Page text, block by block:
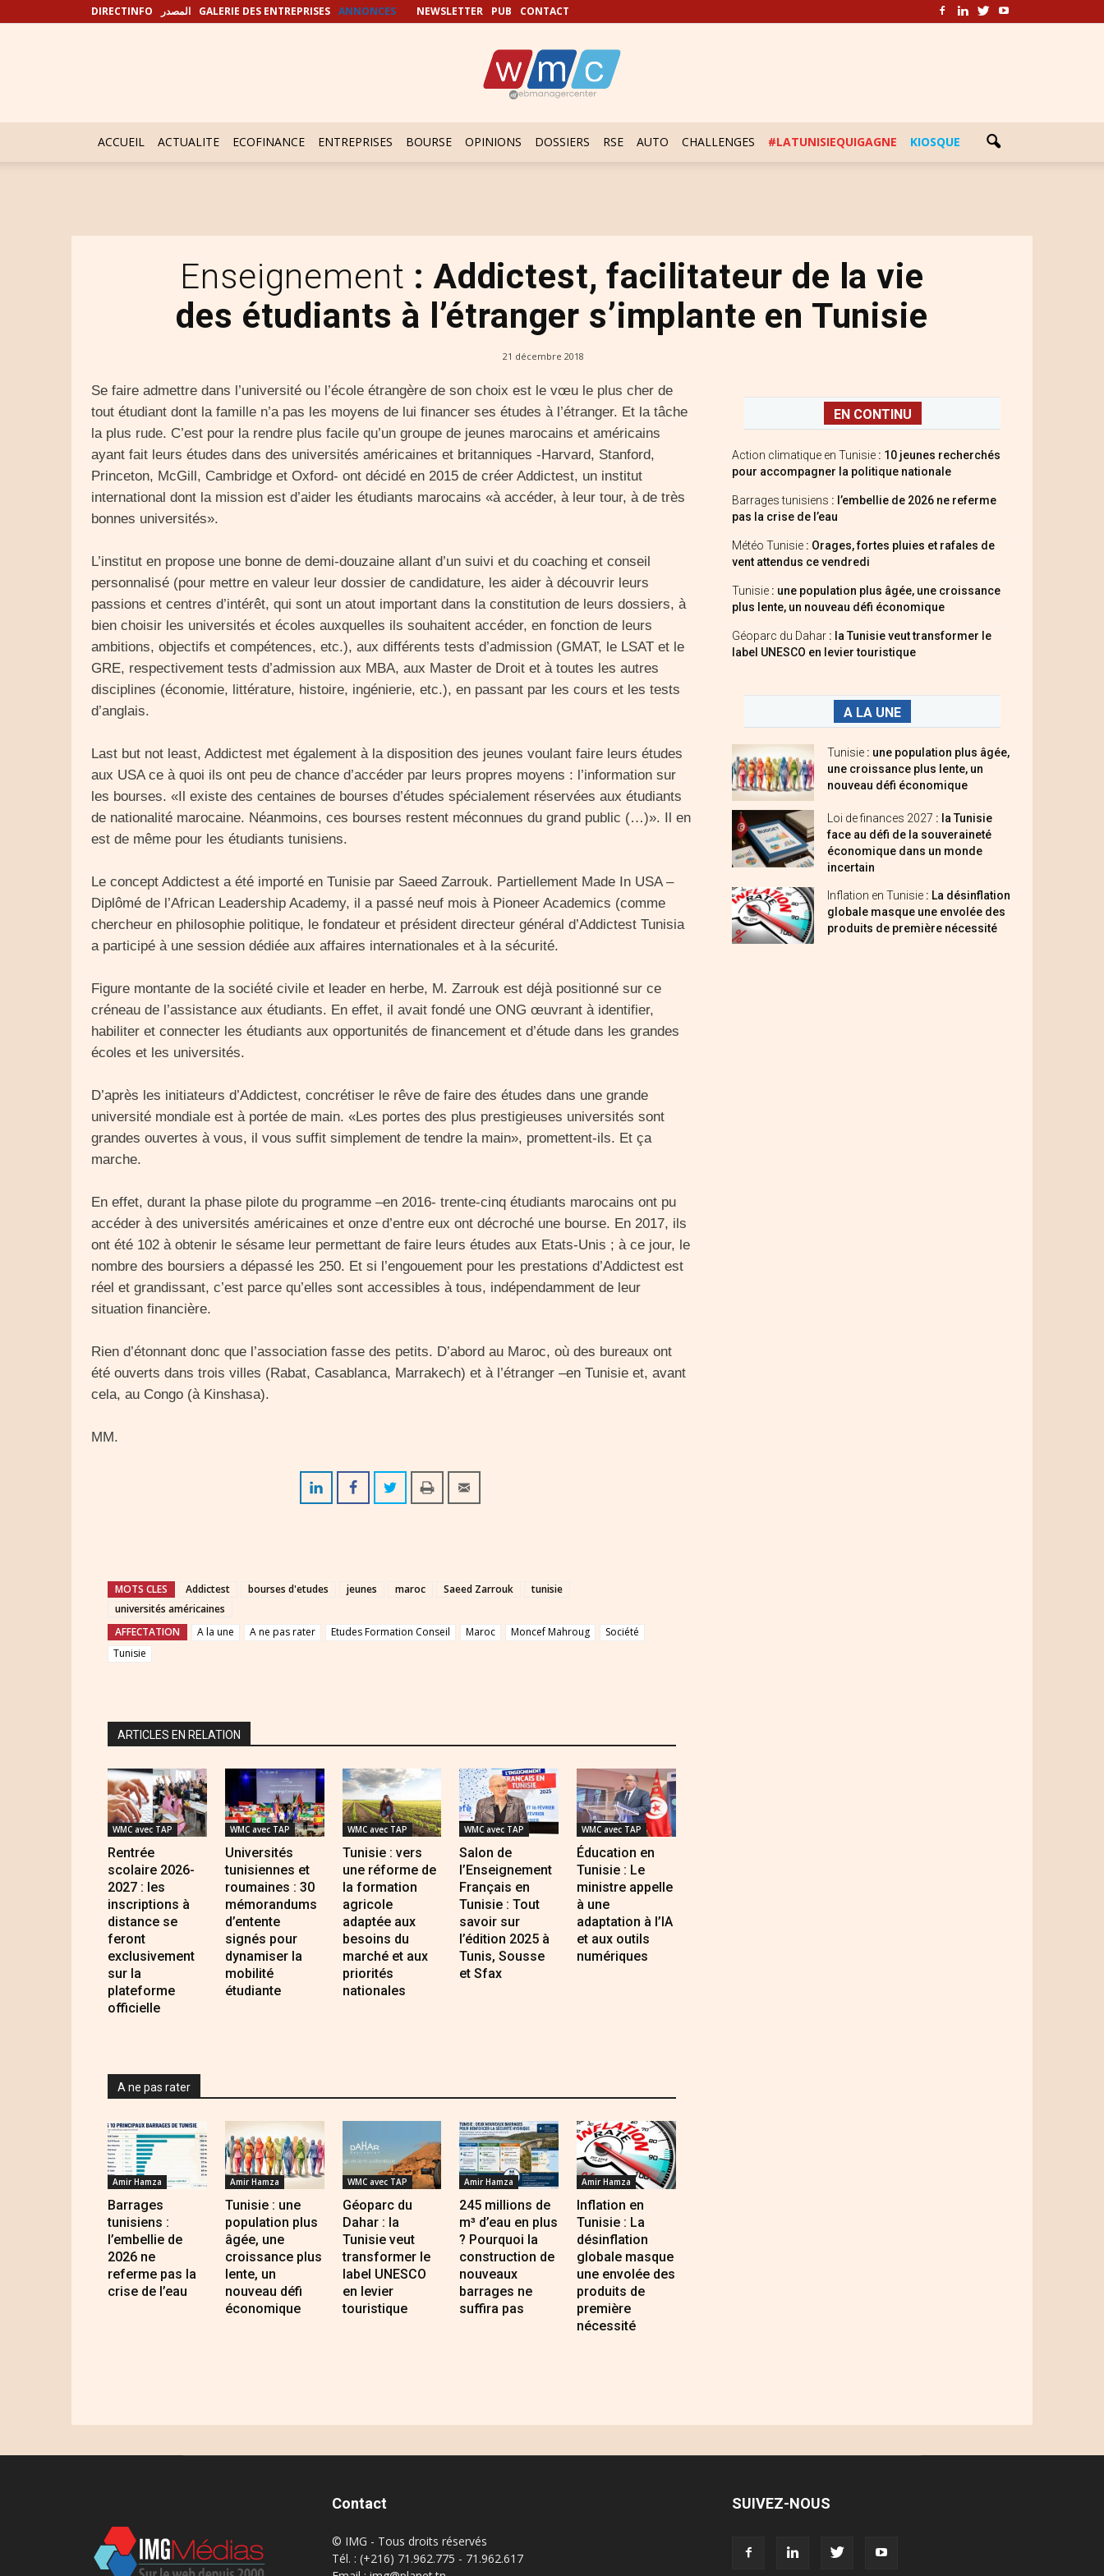
DIRECTINFO المصدر GALERIE DES ENTREPRISES ANNONCES NEWSLETTER PUB CONTACT
ACCUEIL ACTUALITE ECOFINANCE ENTREPRISES BOURSE OPINIONS DOSSIERS RSE AUTO CHALLENGES #LATUNISIEQUIGAGNE KIOSQUE
Enseignement : Addictest, facilitateur de la vie
des étudiants à l’étranger s’implante en Tunisie
21 décembre 2018
Se faire admettre dans l’université ou l’école étrangère de son choix est le vœu le plus cher de
tout étudiant dont la famille n’a pas les moyens de lui financer ses études à l’étranger. Et la tâche
la plus rude. C’est pour la rendre plus facile qu’un groupe de jeunes marocains et américains
ayant fait leurs études dans des universités américaines et britanniques -Harvard, Stanford,
Princeton, McGill, Cambridge et Oxford- ont décidé en 2015 de créer Addictest, un institut
international dont la mission est d’aider les étudiants marocains «à accéder, à leur tour, à de très
bonnes universités».
L’institut en propose une bonne de demi-douzaine allant d’un suivi et du coaching et conseil
personnalisé (pour mettre en valeur leur dossier de candidature, les aider à découvrir leurs
passions et centres d’intérêt, qui sont un atout important dans la constitution de leurs dossiers, à
bien choisir les universités et écoles auxquelles ils souhaitent accéder, en fonction de leurs
ambitions, objectifs et compétences, etc.), aux différents tests d’admission (GMAT, le LSAT et le
GRE, respectivement tests d’admission aux MBA, aux Master de Droit et à toutes les autres
disciplines (économie, littérature, histoire, ingénierie, etc.), en passant par les cours et les tests
d’anglais.
Last but not least, Addictest met également à la disposition des jeunes voulant faire leurs études
aux USA ce à quoi ils ont peu de chance d’accéder par leurs propres moyens : l’information sur
les bourses. «Il existe des centaines de bourses d’études spécialement réservées aux étudiants
de nationalité marocaine. Néanmoins, ces bourses restent méconnues du grand public (…)». Il en
est de même pour les étudiants tunisiens.
Le concept Addictest a été importé en Tunisie par Saeed Zarrouk. Partiellement Made In USA –
Diplômé de l’African Leadership Academy, il a passé neuf mois à Pioneer Academics (comme
chercheur en philosophie politique, le fondateur et président directeur général d’Addictest Tunisia
a participé à une session dédiée aux affaires internationales et à la sécurité.
Figure montante de la société civile et leader en herbe, M. Zarrouk est déjà positionné sur ce
créneau de l’assistance aux étudiants. En effet, il avait fondé une ONG œuvrant à identifier,
habiliter et connecter les étudiants aux opportunités de financement et d’étude dans les grandes
écoles et les universités.
D’après les initiateurs d’Addictest, concrétiser le rêve de faire des études dans une grande
université mondiale est à portée de main. «Les portes des plus prestigieuses universités sont
grandes ouvertes à vous, il vous suffit simplement de tendre la main», promettent-ils. Et ça
marche.
En effet, durant la phase pilote du programme –en 2016- trente-cinq étudiants marocains ont pu
accéder à des universités américaines et onze d’entre eux ont décroché une bourse. En 2017, ils
ont été 102 à obtenir le sésame leur permettant de faire leurs études aux Etats-Unis ; à ce jour, le
nombre des boursiers a dépassé les 250. Et si l’engouement pour les prestations d’Addictest est
réel et grandissant, c’est parce qu’elles sont accessibles à tous, indépendamment de leur
situation financière.
Rien d’étonnant donc que l’association fasse des petits. D’abord au Maroc, où des bureaux ont
été ouverts dans trois villes (Rabat, Casablanca, Marrakech) et à l’étranger –en Tunisie et, avant
cela, au Congo (à Kinshasa).
MM.
MOTS CLES Addictest bourses d'etudes jeunes maroc Saeed Zarrouk
tunisie
universités américaines
AFFECTATION
A la une A ne pas rater Etudes Formation Conseil Maroc Moncef Mahroug
Société
Tunisie
ARTICLES EN RELATION
WMC avec TAP
Rentrée
scolaire 2026-
2027 : les
inscriptions à
distance se
feront
exclusivement
sur la
plateforme
officielle
WMC avec TAP
Universités
tunisiennes et
roumaines : 30
mémorandums
d’entente
signés pour
dynamiser la
mobilité
étudiante
WMC avec TAP
Tunisie : vers
une réforme de
la formation
agricole
adaptée aux
besoins du
marché et aux
priorités
nationales
WMC avec TAP
Salon de
l’Enseignement
Français en
Tunisie : Tout
savoir sur
l’édition 2025 à
Tunis, Sousse
et Sfax
WMC avec TAP
Éducation en
Tunisie : Le
ministre appelle
à une
adaptation à l’IA
et aux outils
numériques
A ne pas rater
Amir Hamza
Barrages
tunisiens :
l’embellie de
2026 ne
referme pas la
crise de l’eau
Amir Hamza
Tunisie : une
population plus
âgée, une
croissance plus
lente, un
nouveau défi
économique
WMC avec TAP
Géoparc du
Dahar : la
Tunisie veut
transformer le
label UNESCO
en levier
touristique
Amir Hamza
245 millions de
m³ d’eau en plus
? Pourquoi la
construction de
nouveaux
barrages ne
suffira pas
Amir Hamza
Inflation en
Tunisie : La
désinflation
globale masque
une envolée des
produits de
première
nécessité
EN CONTINU
Action climatique en Tunisie : 10 jeunes recherchés
pour accompagner la politique nationale
Barrages tunisiens : l’embellie de 2026 ne referme
pas la crise de l’eau
Météo Tunisie : Orages, fortes pluies et rafales de
vent attendus ce vendredi
Tunisie : une population plus âgée, une croissance
plus lente, un nouveau défi économique
Géoparc du Dahar : la Tunisie veut transformer le
label UNESCO en levier touristique
A LA UNE
Tunisie : une population plus âgée,
une croissance plus lente, un
nouveau défi économique
Loi de finances 2027 : la Tunisie
face au défi de la souveraineté
économique dans un monde
incertain
Inflation en Tunisie : La désinflation
globale masque une envolée des
produits de première nécessité
Contact
© IMG - Tous droits réservés
Tél. : (+216) 71.962.775 - 71.962.617
SUIVEZ-NOUS